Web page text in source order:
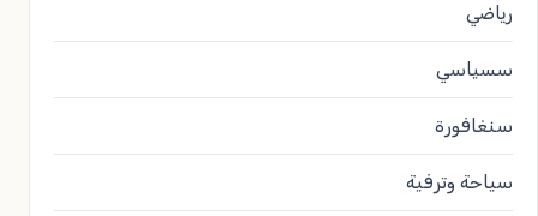
رياضي
سسياسي
سنغافورة
سياحة وترفية